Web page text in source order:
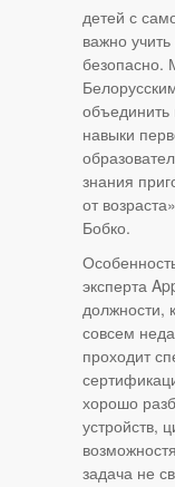
детей с
важно
безопасно.
навыки
знания
от
Бобко.
эксперта
должности,
совсем
проходит
хорошо
устройств,
задача не